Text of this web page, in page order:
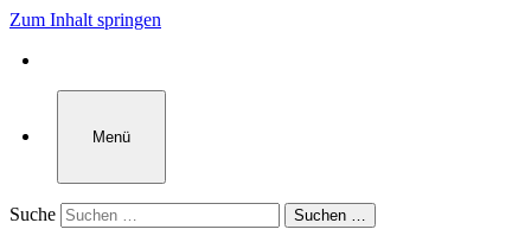
Zum Inhalt springen
Menü
Suche Suchen …